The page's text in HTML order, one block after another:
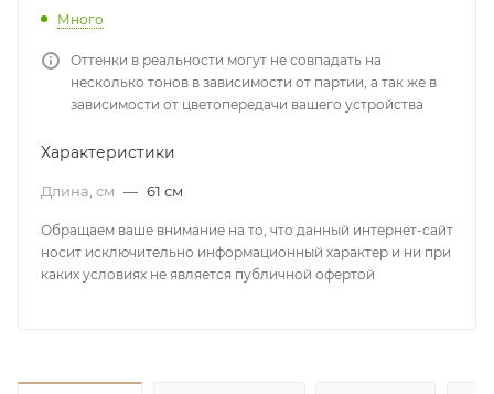
Много
Оттенки в реальности могут не совпадать на
несколько тонов в зависимости от партии, а так же в
зависимости от цветопередачи вашего устройства
Характеристики
Длина, см — 61 см
Обращаем ваше внимание на то, что данный интернет-сайт
носит исключительно информационный характер и ни при
каких условиях не является публичной офертой